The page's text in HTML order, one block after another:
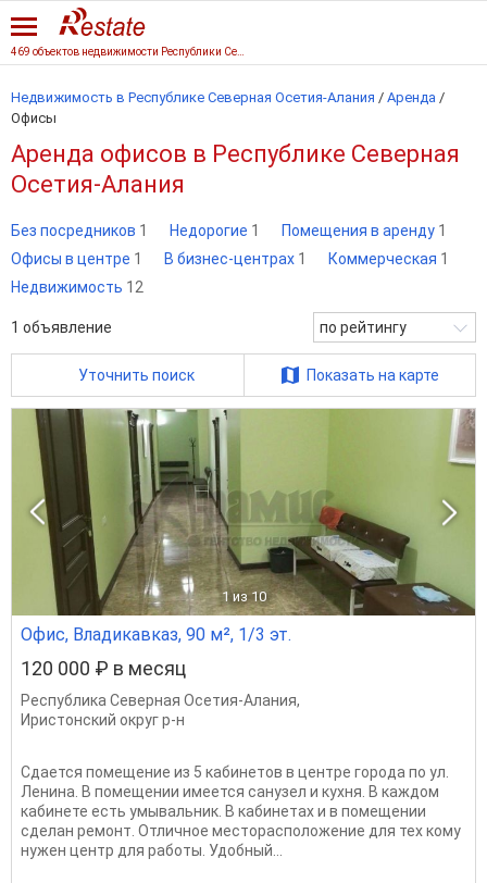
Недвижимость в Республике Северная Осетия-Алания / Аренда /
Офисы
Аренда офисов в Республике Северная
Осетия-Алания
Без посредников 1 Недорогие 1 Помещения в аренду 1
Офисы в центре 1 В бизнес-центрах 1 Коммерческая 1
Недвижимость 12
1 объявление по рейтингу
Уточнить поиск Показать на карте
1 из 10
Офис, Владикавказ, 90 м², 1/3 эт.
120 000 ₽ в месяц
Республика Северная Осетия-Алания,
Иристонский округ р-н
Сдается помещение из 5 кабинетов в центре города по ул.
Ленина. В помещении имеется санузел и кухня. В каждом
кабинете есть умывальник. В кабинетах и в помещении
сделан ремонт. Отличное месторасположение для тех кому
нужен центр для работы. Удобный...